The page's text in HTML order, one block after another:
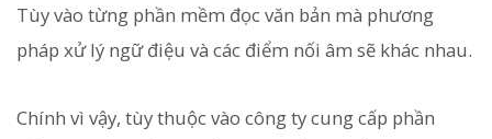
Tùy vào từng phần mềm đọc văn bản mà phương
pháp xử lý ngữ điệu và các điểm nối âm sẽ khác nhau.
Chính vì vậy, tùy thuộc vào công ty cung cấp phần